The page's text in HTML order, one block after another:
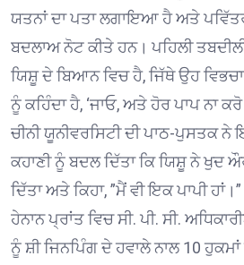
ਯਤਨਾਂ ਦਾ ਪਤਾ ਲਗਾਇਆ ਹੈ ਅਤੇ
ਬਦਲਾਅ ਨੋਟ ਕੀਤੇ ਹਨ। ਪਹਿਲੀ
ਯਿਸ਼ੂ ਦੇ ਬਿਆਨ ਵਿਚ ਹੈ, ਜਿੱਥੇ ਉਹ
ਨੂੰ ਕਹਿੰਦਾ ਹੈ, ‘ਜਾਓ, ਅਤੇ ਹੋਰ ਪਾਪ ਨਾ
ਚੀਨੀ ਯੂਨੀਵਰਸਿਟੀ ਦੀ ਪਾਠ-ਪੁਸਤਕ
ਕਹਾਣੀ ਨੂੰ ਬਦਲ ਦਿੱਤਾ ਕਿ ਯਿਸ਼ੂ ਨੇ ਖੁਦ
ਦਿੱਤਾ ਅਤੇ ਕਿਹਾ, ”ਮੈਂ ਵੀ ਇਕ ਪਾਪੀ
ਹੇਨਾਨ ਪ੍ਰਾਂਤ ਵਿਚ ਸੀ. ਪੀ. ਸੀ.
ਨੂੰ ਸ਼ੀ ਜਿਨਪਿੰਗ ਦੇ ਹਵਾਲੇ ਨਾਲ 10